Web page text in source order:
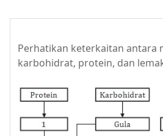
Perhatikan keterkaitan antara
karbohidrat, protein, dan